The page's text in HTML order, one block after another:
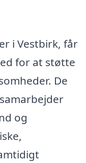
i Vestbirk, får
for at støtte
De
og